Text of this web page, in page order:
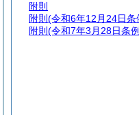
附則
附則 (令和6年12月24日条
附則 (令和7年3月28日条